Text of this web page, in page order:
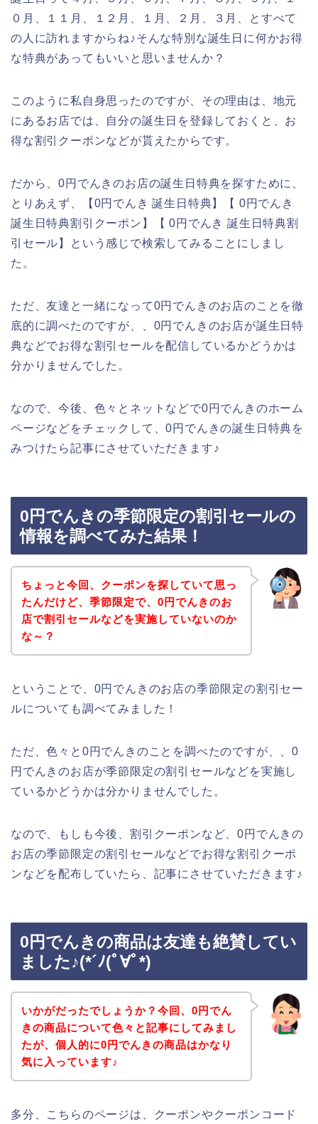
０月、１１月、１２月、１月、２月、３月、とすべて
の人に訪れますからね♪そんな特別な誕生日に何かお得
な特典があってもいいと思いませんか？
このように私自身思ったのですが、その理由は、地元
にあるお店では、自分の誕生日を登録しておくと、お
得な割引クーポンなどが貰えたからです。
だから、0円でんきのお店の誕生日特典を探すために、
とりあえず、【0円でんき 誕生日特典】【 0円でんき
誕生日特典割引クーポン】【 0円でんき 誕生日特典割
引セール】という感じで検索してみることにしまし
た。
ただ、友達と一緒になって0円でんきのお店のことを徹
底的に調べたのですが、、0円でんきのお店が誕生日特
典などでお得な割引セールを配信しているかどうかは
分かりませんでした。
なので、今後、色々とネットなどで0円でんきのホーム
ページなどをチェックして、0円でんきの誕生日特典を
みつけたら記事にさせていただきます♪
0円でんきの季節限定の割引セールの
情報を調べてみた結果！
ちょっと今回、クーポンを探していて思っ
たんだけど、季節限定で、0円でんきのお
店で割引セールなどを実施していないのか
な～？
ということで、0円でんきのお店の季節限定の割引セー
ルについても調べてみました！
ただ、色々と0円でんきのことを調べたのですが、、0
円でんきのお店が季節限定の割引セールなどを実施し
ているかどうかは分かりませんでした。
なので、もしも今後、割引クーポンなど、0円でんきの
お店の季節限定の割引セールなどでお得な割引クーポ
ンなどを配布していたら、記事にさせていただきます♪
0円でんきの商品は友達も絶賛してい
ました♪(*´ﾉ(ﾟ∀ﾟ*)
いかがだったでしょうか？今回、0円でん
きの商品について色々と記事にしてみまし
たが、個人的に0円でんきの商品はかなり
気に入っています♪
多分、こちらのページは、クーポンやクーポンコード